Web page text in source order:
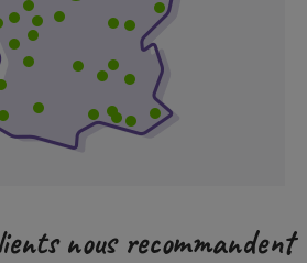
nous recommandent